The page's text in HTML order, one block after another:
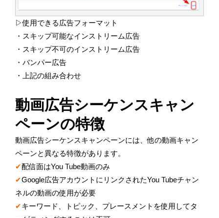
▷使用できる広告フォーマット
・スキップ可能なインストリーム広告
・スキップ不可のインストリーム広告
・バンパー広告
・上記の組み合わせ
動画広告シーケンスキャン
ペーンの特徴
動画広告シーケンスキャンペーンには、他の動画キャン
ペーンと異なる特徴があります。
✔配信面はYou Tube動画のみ
✔Google広告アカウントにリンクされたYou Tubeチャン
ネルの動画の使用が必要
✔キーワード、トピック、プレースメントを使用してタ